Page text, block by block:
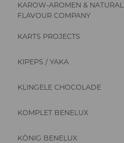
KAROW-AROMEN & NATURAL
FLAVOUR COMPANY
KARTS PROJECTS
KIPEPS / YAKA
KLINGELE CHOCOLADE
KOMPLET BENELUX
KÖNIG BENELUX